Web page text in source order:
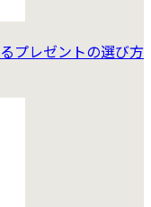
プレゼントの選び方